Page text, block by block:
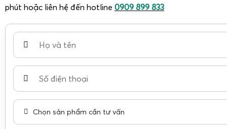
phút hoặc liên hệ đến hotline 0909 899 833
Chọn sản phẩm cần tư vấn